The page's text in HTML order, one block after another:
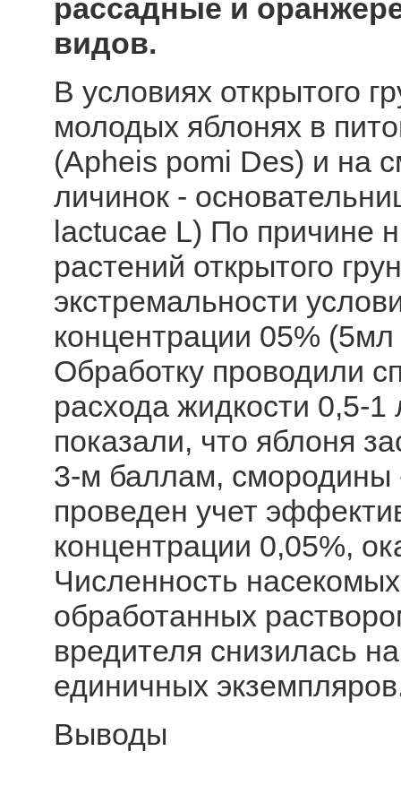
рассадные и
видов.
В условиях открытого
молодых яблонях в
(Apheis pomi Des) и на
личинок -
lactucae L) По причине
растений открытого
экстремальности
концентрации 05%
Обработку проводили
расхода жидкости 0,5-
показали, что яблоня
3-м баллам, смородины
проведен учет
концентрации 0,05%,
Численность
обработанных
вредителя снизилась
единичных
Выводы